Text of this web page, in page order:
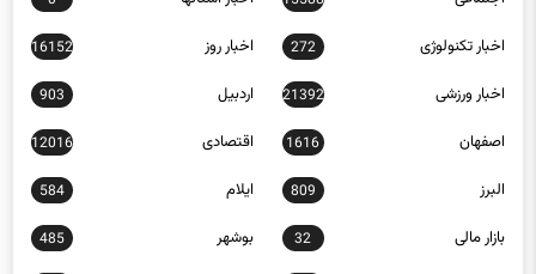
اجتماعی 15588 اخبار استانها 0
اخبار تکنولوژی 272 اخبار روز 16152
اخبار ورزشی 21392 اردبیل 903
اصفهان 1616 اقتصادی 12016
البرز 809
584